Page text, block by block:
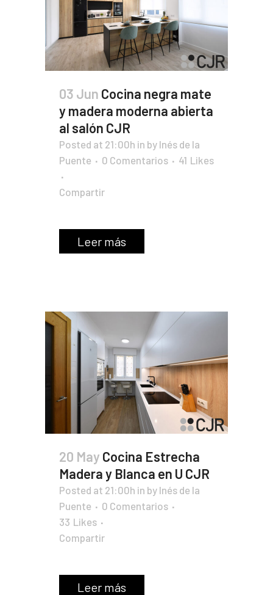
03 Jun Cocina negra mate
y madera moderna abierta
al salón CJR
Posted at 21:00h in by Inés de la
Puente
0 Comentarios 41 Likes
Compartir
Leer más
20 May Cocina Estrecha
Madera y Blanca en U CJR
Posted at 21:00h in by Inés de la
Puente
0 Comentarios
33 Likes
Compartir
Leer más